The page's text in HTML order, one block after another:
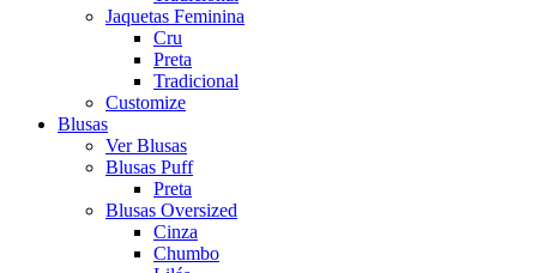
Jaquetas Feminina
Cru
Preta
Tradicional
Customize
Blusas
Ver Blusas
Blusas Puff
Preta
Blusas Oversized
Cinza
Chumbo